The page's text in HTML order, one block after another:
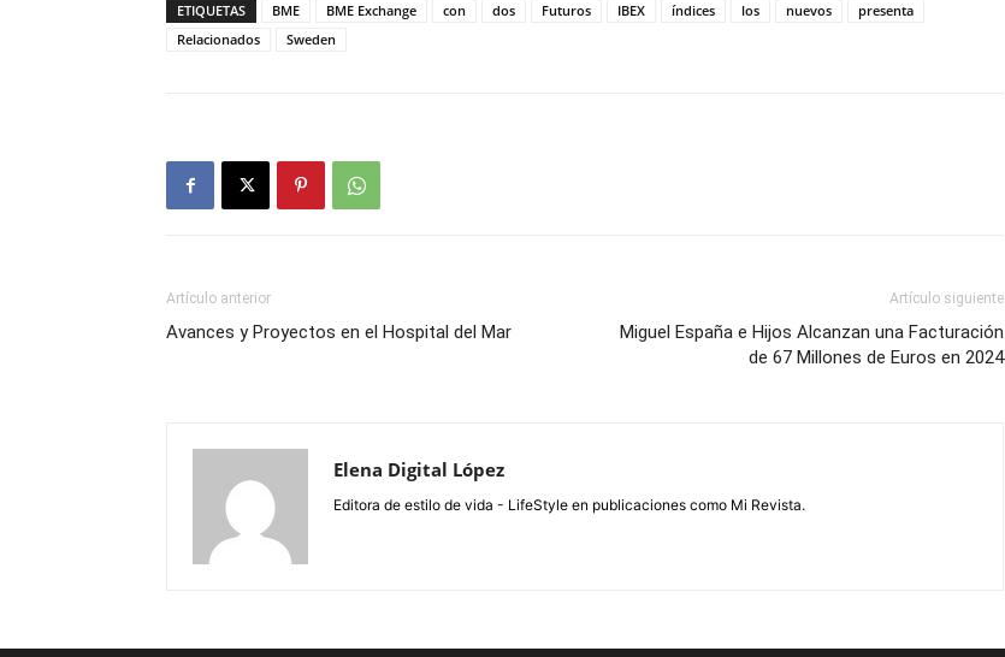
ETIQUETAS BME BME Exchange con dos Futuros IBEX índices los nuevos
presenta
Relacionados
Sweden
Artículo anterior
Avances y Proyectos en el Hospital del Mar
Artículo siguiente
Miguel España e Hijos Alcanzan una Facturación
de 67 Millones de Euros en 2024
Elena Digital López
Editora de estilo de vida - LifeStyle en publicaciones como Mi Revista.